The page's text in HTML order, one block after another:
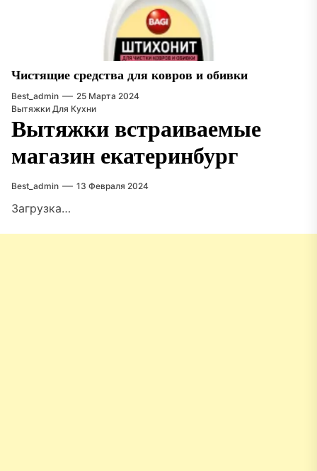
Чистящие средства для ковров и обивки
Best_admin
25 Марта 2024
Вытяжки Для Кухни
Вытяжки встраиваемые
магазин екатеринбург
Best_admin 13 Февраля 2024
Загрузка…